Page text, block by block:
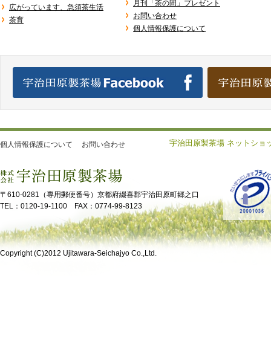
広がっています、急須茶生活
茶育
月刊「茶の間」プレゼント
お問い合わせ
個人情報保護について
個人情報保護について お問い合わせ 宇治田原製茶場 ネットショ
〒610-0281（専用郵便番号）京都府綴喜郡宇治田原町郷之口
TEL：0120-19-1100 FAX：0774-99-8123
Copyright (C)2012 Ujitawara-Seichajyo Co.,Ltd.